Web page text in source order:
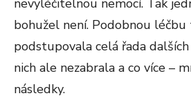
bohužel není. Podobnou
podstupovala celá řada
nich ale nezabrala a co více –
následky.